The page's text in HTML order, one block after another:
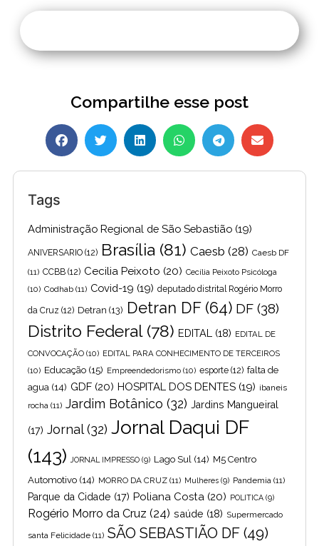
Compartilhe esse post
Tags
Administração Regional de São Sebastião (19)
ANIVERSARIO (12) Brasília (81) Caesb (28) Caesb DF
(11) CCBB (12) Cecilia Peixoto (20) Cecília Peixoto Psicóloga
(10) Codhab (11) Covid-19 (19) deputado distrital Rogério Morro
da Cruz (12) Detran (13) Detran DF(64) DF (38)
Distrito Federal(78) EDITAL (18) EDITAL DE
CONVOCAÇÃO (10) EDITAL PARA CONHECIMENTO DE TERCEIROS
(10) Educação (15) Empreendedorismo (10) esporte (12) falta de
agua (14) GDF (20) HOSPITAL DOS DENTES (19) ibaneis
rocha (11) Jardim Botânico (32) Jardins Mangueiral
(17) Jornal(32) Jornal Daqui DF
(143)
JORNAL IMPRESSO (9) Lago Sul (14) M5 Centro
Automotivo (14) MORRO DA CRUZ (11) Mulheres (9) Pandemia (11)
Parque da Cidade (17) Poliana Costa (20) POLITICA (9)
Rogério Morro da Cruz (24) saúde (18) Supermercado
santa Felicidade (11) SÃO SEBASTIÃO DF (49)